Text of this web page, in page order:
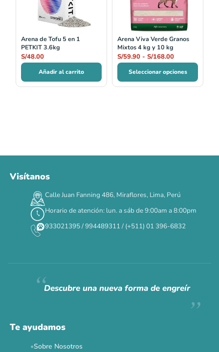
Arena de Tofu 5 en 1
PETKIT 3.6kg
S/48.00
Añadir al carrito
Arena Viva Verde Granos
Mixtos 4 kg y 10 kg
S/59.90 - S/168.00
hasta
S/168.00
Seleccionar opciones
DÍAS HORAS MIN SEG
✕
Siempre fuimosraros.
Visítanos
Calle Juan Fanning 486, Miraflores, Lima, Perú
Horario de atención: lun. a sáb de 9:00am a 8:00pm
933021395 / 994489311 / (+511) 01 396-6832
Descubre una nueva forma de engreír
Te ayudamos
Sobre Nosotros